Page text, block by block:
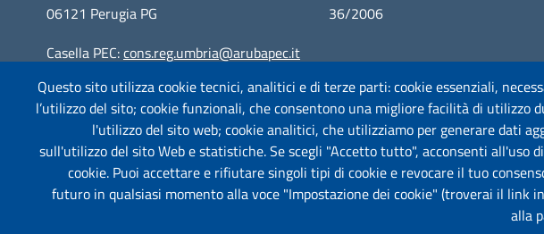
06121 Perugia PG
Casella PEC:cons.reg.umbria@arubapec.it
Centralino: 075 5761
CF: 94065130547
36/2006
Piè di pagina
Useful links section
Questo sito utilizza cookie tecnici, analitici e di terze parti: cookie essenziali,
l’utilizzo del sito; cookie funzionali, che consentono una migliore facilità di utilizzo
l'utilizzo del sito web; cookie analitici, che utilizziamo per generare dati
sull'utilizzo del sito Web e statistiche. Se scegli "Accetto tutto", acconsenti all'uso
cookie. Puoi accettare e rifiutare singoli tipi di cookie e revocare il tuo
futuro in qualsiasi momento alla voce "Impostazione dei cookie" (troverai il link
alla